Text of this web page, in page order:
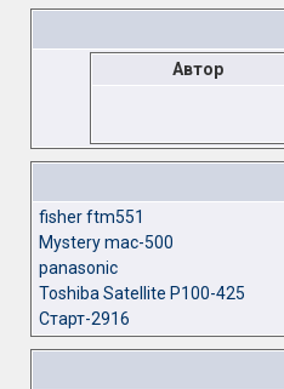
Автор
fisher ftm551
Mystery mac-500
panasonic
Toshiba Satellite P100-425
Старт-2916